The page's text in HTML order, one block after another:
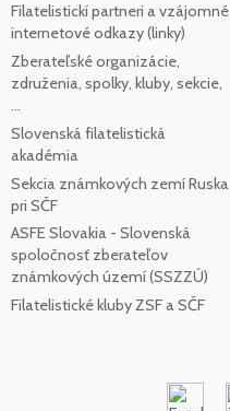
Filatelistickí partneri a vzájomné
internetové odkazy (linky)
Zberateľské organizácie,
združenia, spolky, kluby, sekcie,
...
Slovenská filatelistická
akadémia
Sekcia známkových zemí Ruska
pri SČF
ASFE Slovakia - Slovenská
spoločnosť zberateľov
známkových území (SSZZÚ)
Filatelistické kluby ZSF a SČF